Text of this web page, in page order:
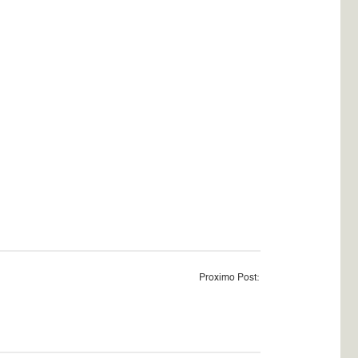
Proximo Post: